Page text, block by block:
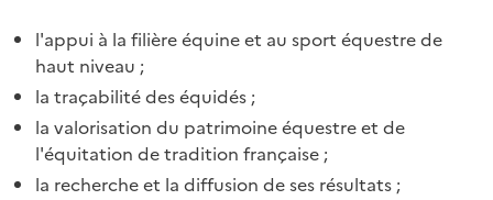
l'appui à la filière équine et au sport équestre de
haut niveau ;
la traçabilité des équidés ;
la valorisation du patrimoine équestre et de
l'équitation de tradition française ;
la recherche et la diffusion de ses résultats ;